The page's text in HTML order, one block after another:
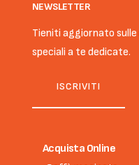
NEWSLETTER
Tieniti aggiornato
speciali a te dedicate.
ISCRIVITI
Acquista Online